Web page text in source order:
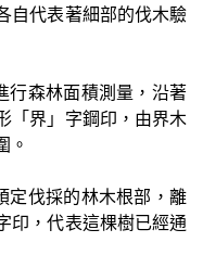
自代表著細部的伐木驗
行森林面積測量，沿著
「界」字鋼印，由界木
。
定伐採的林木根部，離
印，代表這棵樹已經通